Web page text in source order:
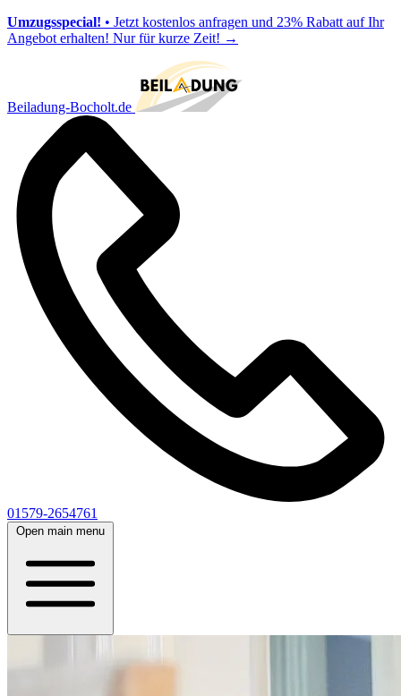
Umzugsspecial! • Jetzt kostenlos anfragen und 23% Rabatt auf Ihr
Angebot erhalten! Nur für kurze Zeit! →
Beiladung-Bocholt.de
01579-2654761
Open main menu